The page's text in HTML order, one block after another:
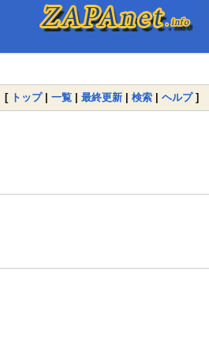
[ トップ| 一覧 | 最終更新 | 検索 | ヘルプ]